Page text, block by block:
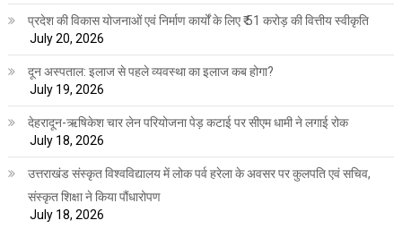
प्रदेश की विकास योजनाओं एवं निर्माण कार्यों के लिए ₹ 51 करोड़ की वित्तीय स्वीकृति
July 20, 2026
दून अस्पताल: इलाज से पहले व्यवस्था का इलाज कब होगा?
July 19, 2026
देहरादून-ऋषिकेश चार लेन परियोजना पेड़ कटाई पर सीएम धामी ने लगाई रोक
July 18, 2026
उत्तराखंड संस्कृत विश्वविद्यालय में लोक पर्व हरेला के अवसर पर कुलपति एवं सचिव,
संस्कृत शिक्षा ने किया पौंधारोपण
July 18, 2026